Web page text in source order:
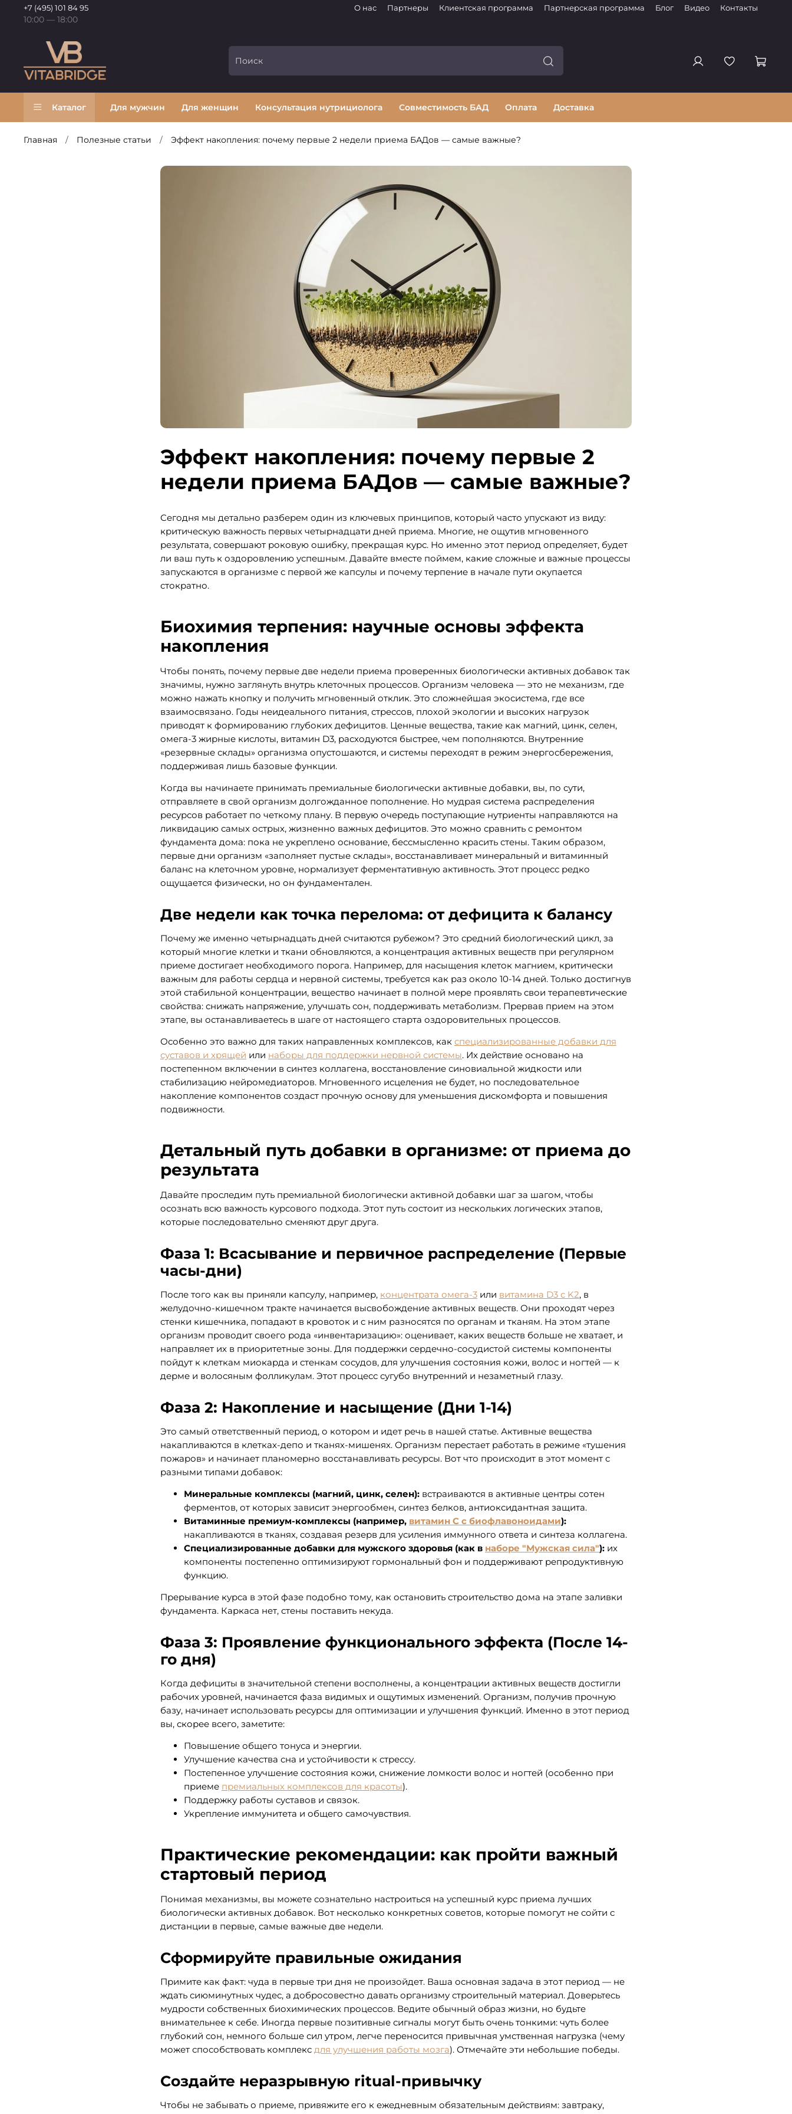
О нас Партнеры Клиентская программа Партнерская программа Блог Видео Контакты
10:00 — 18:00
+7 (495) 101 84 95
Каталог Для мужчин Для женщин Консультация нутрициолога Совместимость БАД Оплата Доставка
Главная Полезные статьи Эффект накопления: почему первые 2 недели приема БАДов — самые важные?
Эффект накопления: почему первые 2
недели приема БАДов — самые важные?
Сегодня мы детально разберем один из ключевых принципов, который часто упускают из виду:
критическую важность первых четырнадцати дней приема. Многие, не ощутив мгновенного
результата, совершают роковую ошибку, прекращая курс. Но именно этот период определяет, будет
ли ваш путь к оздоровлению успешным. Давайте вместе поймем, какие сложные и важные процессы
запускаются в организме с первой же капсулы и почему терпение в начале пути окупается
стократно.
Биохимия терпения: научные основы эффекта
накопления
Чтобы понять, почему первые две недели приема проверенных биологически активных добавок так
значимы, нужно заглянуть внутрь клеточных процессов. Организм человека — это не механизм, где
можно нажать кнопку и получить мгновенный отклик. Это сложнейшая экосистема, где все
взаимосвязано. Годы неидеального питания, стрессов, плохой экологии и высоких нагрузок
приводят к формированию глубоких дефицитов. Ценные вещества, такие как магний, цинк, селен,
омега-3 жирные кислоты, витамин D3, расходуются быстрее, чем пополняются. Внутренние
«резервные склады» организма опустошаются, и системы переходят в режим энергосбережения,
поддерживая лишь базовые функции.
Когда вы начинаете принимать премиальные биологически активные добавки, вы, по сути,
отправляете в свой организм долгожданное пополнение. Но мудрая система распределения
ресурсов работает по четкому плану. В первую очередь поступающие нутриенты направляются на
ликвидацию самых острых, жизненно важных дефицитов. Это можно сравнить с ремонтом
фундамента дома: пока не укреплено основание, бессмысленно красить стены. Таким образом,
первые дни организм «заполняет пустые склады», восстанавливает минеральный и витаминный
баланс на клеточном уровне, нормализует ферментативную активность. Этот процесс редко
ощущается физически, но он фундаментален.
Две недели как точка перелома: от дефицита к балансу
Почему же именно четырнадцать дней считаются рубежом? Это средний биологический цикл, за
который многие клетки и ткани обновляются, а концентрация активных веществ при регулярном
приеме достигает необходимого порога. Например, для насыщения клеток магнием, критически
важным для работы сердца и нервной системы, требуется как раз около 10-14 дней. Только достигнув
этой стабильной концентрации, вещество начинает в полной мере проявлять свои терапевтические
свойства: снижать напряжение, улучшать сон, поддерживать метаболизм. Прервав прием на этом
этапе, вы останавливаетесь в шаге от настоящего старта оздоровительных процессов.
Особенно это важно для таких направленных комплексов, как специализированные добавки для
суставов и хрящей или наборы для поддержки нервной системы. Их действие основано на
постепенном включении в синтез коллагена, восстановление синовиальной жидкости или
стабилизацию нейромедиаторов. Мгновенного исцеления не будет, но последовательное
накопление компонентов создаст прочную основу для уменьшения дискомфорта и повышения
подвижности.
Детальный путь добавки в организме: от приема до
результата
Давайте проследим путь премиальной биологически активной добавки шаг за шагом, чтобы
осознать всю важность курсового подхода. Этот путь состоит из нескольких логических этапов,
которые последовательно сменяют друг друга.
Фаза 1: Всасывание и первичное распределение (Первые
часы-дни)
После того как вы приняли капсулу, например, концентрата омега-3 или витамина D3 с K2, в
желудочно-кишечном тракте начинается высвобождение активных веществ. Они проходят через
стенки кишечника, попадают в кровоток и с ним разносятся по органам и тканям. На этом этапе
организм проводит своего рода «инвентаризацию»: оценивает, каких веществ больше не хватает, и
направляет их в приоритетные зоны. Для поддержки сердечно-сосудистой системы компоненты
пойдут к клеткам миокарда и стенкам сосудов, для улучшения состояния кожи, волос и ногтей — к
дерме и волосяным фолликулам. Этот процесс сугубо внутренний и незаметный глазу.
Фаза 2: Накопление и насыщение (Дни 1-14)
Это самый ответственный период, о котором и идет речь в нашей статье. Активные вещества
накапливаются в клетках-депо и тканях-мишенях. Организм перестает работать в режиме «тушения
пожаров» и начинает планомерно восстанавливать ресурсы. Вот что происходит в этот момент с
разными типами добавок:
Минеральные комплексы (магний, цинк, селен): встраиваются в активные центры сотен
ферментов, от которых зависит энергообмен, синтез белков, антиоксидантная защита.
Витаминные премиум-комплексы (например, витамин С с биофлавоноидами):
накапливаются в тканях, создавая резерв для усиления иммунного ответа и синтеза коллагена.
Специализированные добавки для мужского здоровья (как в наборе "Мужская сила"): их
компоненты постепенно оптимизируют гормональный фон и поддерживают репродуктивную
функцию.
Прерывание курса в этой фазе подобно тому, как остановить строительство дома на этапе заливки
фундамента. Каркаса нет, стены поставить некуда.
Фаза 3: Проявление функционального эффекта (После 14-
го дня)
Когда дефициты в значительной степени восполнены, а концентрации активных веществ достигли
рабочих уровней, начинается фаза видимых и ощутимых изменений. Организм, получив прочную
базу, начинает использовать ресурсы для оптимизации и улучшения функций. Именно в этот период
вы, скорее всего, заметите:
Повышение общего тонуса и энергии.
Улучшение качества сна и устойчивости к стрессу.
Постепенное улучшение состояния кожи, снижение ломкости волос и ногтей (особенно при
приеме премиальных комплексов для красоты).
Поддержку работы суставов и связок.
Укрепление иммунитета и общего самочувствия.
Практические рекомендации: как пройти важный
стартовый период
Понимая механизмы, вы можете сознательно настроиться на успешный курс приема лучших
биологически активных добавок. Вот несколько конкретных советов, которые помогут не сойти с
дистанции в первые, самые важные две недели.
Сформируйте правильные ожидания
Примите как факт: чуда в первые три дня не произойдет. Ваша основная задача в этот период — не
ждать сиюминутных чудес, а добросовестно давать организму строительный материал. Доверьтесь
мудрости собственных биохимических процессов. Ведите обычный образ жизни, но будьте
внимательнее к себе. Иногда первые позитивные сигналы могут быть очень тонкими: чуть более
глубокий сон, немного больше сил утром, легче переносится привычная умственная нагрузка (чему
может способствовать комплекс для улучшения работы мозга). Отмечайте эти небольшие победы.
Создайте неразрывную ritual-привычку
Чтобы не забывать о приеме, привяжите его к ежедневным обязательным действиям: завтраку,